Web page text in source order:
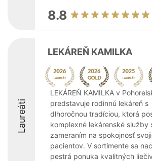
8.8
Laureáti
LEKÁREŇ KAMILKA
LEKÁREŇ KAMILKA v
predstavuje rodinnú lekáreň s
dlhoročnou tradíciou, ktorá
komplexné lekárenské služby
zameraním na spokojnosť
pacientov. V sortimente sa
pestrá ponuka kvalitných